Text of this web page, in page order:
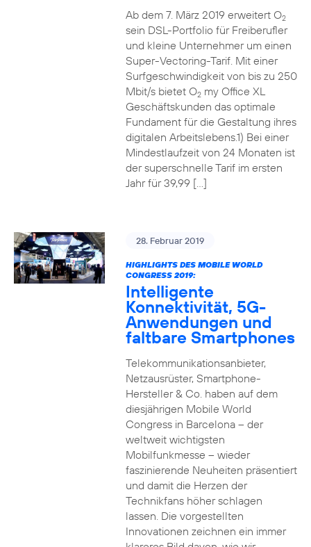
Ab dem 7. März 2019 erweitert O2
sein DSL-Portfolio für Freiberufler
und kleine Unternehmer um einen
Super-Vectoring-Tarif. Mit einer
Surfgeschwindigkeit von bis zu 250
Mbit/s bietet O2my Office XL
Geschäftskunden das optimale
Fundament für die Gestaltung ihres
digitalen Arbeitslebens.1) Bei einer
Mindestlaufzeit von 24 Monaten ist
der superschnelle Tarif im ersten
Jahr für 39,99 […]
28. Februar 2019
HIGHLIGHTS DES MOBILE WORLD
CONGRESS 2019:
Intelligente
Konnektivität, 5G-
Anwendungen und
faltbare Smartphones
Telekommunikationsanbieter,
Netzausrüster, Smartphone-
Hersteller & Co. haben auf dem
diesjährigen Mobile World
Congress in Barcelona – der
weltweit wichtigsten
Mobilfunkmesse – wieder
faszinierende Neuheiten präsentiert
und damit die Herzen der
Technikfans höher schlagen
lassen. Die vorgestellten
Innovationen zeichnen ein immer